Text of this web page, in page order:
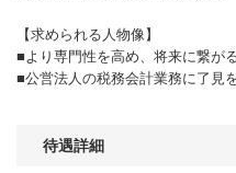
【求められる人物像】
■より専門性を高め、将来に繋が
■公営法人の税務会計業務に了見
待遇詳細